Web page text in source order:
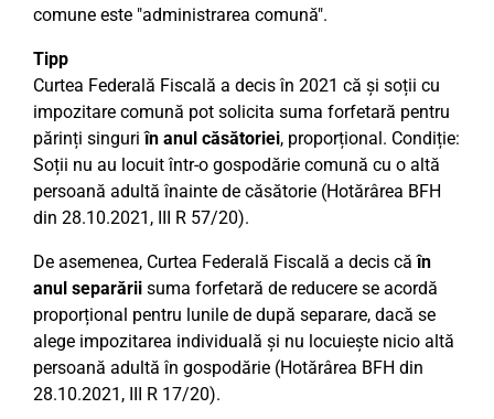
comune este "administrarea comună".
Tipp
Curtea Federală Fiscală a decis în 2021 că și soții cu
impozitare comună pot solicita suma forfetară pentru
părinți singuriîn anul căsătoriei, proporțional. Condiție:
Soții nu au locuit într-o gospodărie comună cu o altă
persoană adultă înainte de căsătorie (Hotărârea BFH
din 28.10.2021, III R 57/20).
De asemenea, Curtea Federală Fiscală a decis căîn
anul separării suma forfetară de reducere se acordă
proporțional pentru lunile de după separare, dacă se
alege impozitarea individuală și nu locuiește nicio altă
persoană adultă în gospodărie (Hotărârea BFH din
28.10.2021, III R 17/20).